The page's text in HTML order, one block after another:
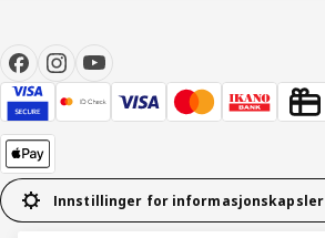
Innstillinger for informasjonskapsler